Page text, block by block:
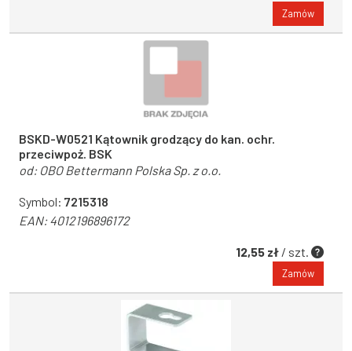
Zamów
BSKD-W0521 Kątownik grodzący do kan. ochr.
przeciwpoż. BSK
od: OBO Bettermann Polska Sp. z o.o.
Symbol: 7215318
EAN:4012196896172
12,55 zł / szt.
Zamów